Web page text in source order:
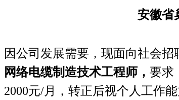
安徽省巢湖海兴
因公司发展需要，现面向社会招
网络电缆制造技术工程师， 要求
2000元/月，转正后视个人工作